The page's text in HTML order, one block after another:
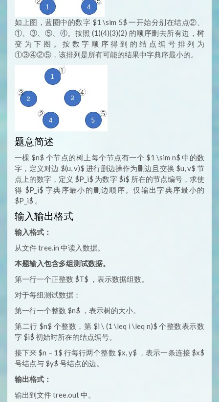
如上图，蓝圈中的数字 $1 \sim 5$ 一开始分别在结点②、
①、③、⑤、④。按照 (1)(4)(3)(2) 的顺序删去所有边，树
变为下图。按数字顺序得到的结点编号排列为
①③④②⑤，该排列是所有可能的结果中字典序最小的。
题意简述
一棵 $n$ 个节点的树上每个节点有一个 $1 \sim n$ 中的数
字，定义对边 $(u, v)$ 进行删边操作为删边且交换 $u, v$ 节
点上的数字，定义 $P_i$ 为数字 $i$ 所在的节点编号，求使
得 $P_i$ 字典序最小的删边顺序。仅输出字典序最小的
$P_i$ 。
输入输出格式
输入格式：
从文件 tree.in 中读入数据。
本题输入包含多组测试数据。
第一行一个正整数 $T$ ，表示数据组数。
对于每组测试数据：
第一行一个整数 $n$ ，表示树的大小。
第二行 $n$ 个整数，第 $i \ (1 \leq i \leq n)$ 个整数表示数
字 $i$ 初始时所在的结点编号。
接下来 $n – 1$ 行每行两个整数 $x, y$ ，表示一条连接 $x$
号结点与 $y$ 号结点的边。
输出格式：
输出到文件 tree.out 中。